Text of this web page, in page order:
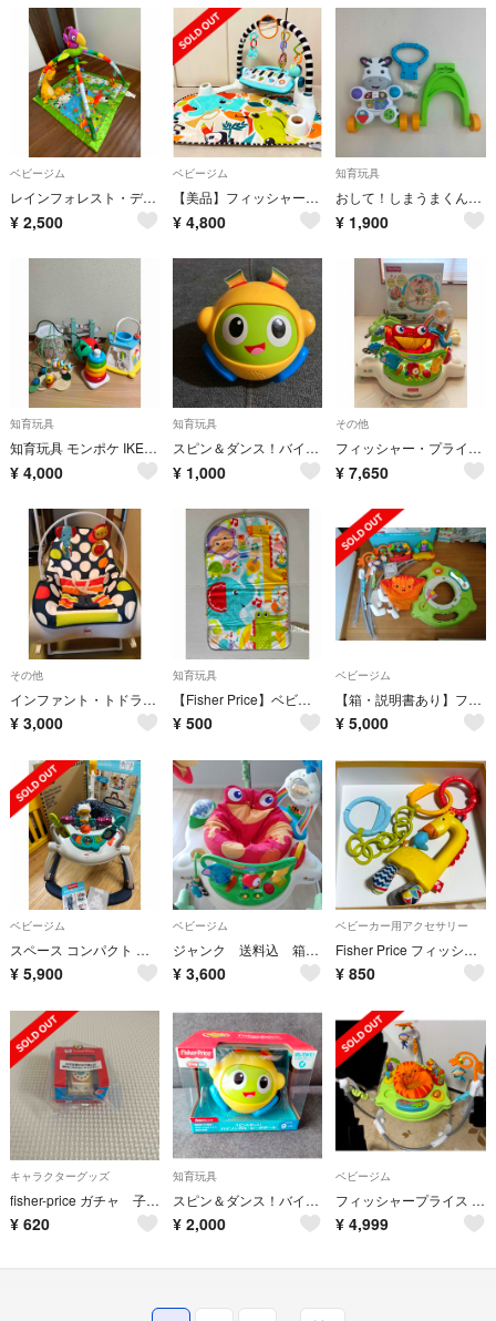
ベビージム
レインフォレスト・デラックスジムｃ
¥ 2,500
ベビージム
【美品】フィッシャープライス ピアノジム
¥ 4,800
知育玩具
おして！しまうまくんのバイリンガル・ウォーカー
¥ 1,900
知育玩具
知育玩具 モンポケ IKEA バースデイ アンパンマン等 まとめ売り セット
¥ 4,000
知育玩具
スピン＆ダンス！バイリンガル・ビーボボール
¥ 1,000
その他
フィッシャー・プライス：レインフォレスト・ジャンパルー
¥ 7,650
その他
インファント・トドラーロッカー（ドット）
¥ 3,000
知育玩具
【Fisher Price】ベビープレイマット プレイジム用マット 赤ちゃん
¥ 500
ベビージム
【箱・説明書あり】フィッシャープライス レインフォレスト ジャンパルーⅡ ベビー
¥ 5,000
ベビージム
スペース コンパクト ジャンパルー
¥ 5,900
ベビージム
ジャンク 送料込 箱説明書あり ジャンパルー フィッシャープライス ★
¥ 3,600
ベビーカー用アクセサリー
Fisher Price フィッシャープライス おでかけ ミニメリー
¥ 850
キャラクターグッズ
fisher-price ガチャ 子供玩具 チャターフォン
¥ 620
知育玩具
スピン＆ダンス！バイリンガル・ビーボボール
¥ 2,000
ベビージム
フィッシャープライス レインフォレスト ジャンパルーII
¥ 4,999